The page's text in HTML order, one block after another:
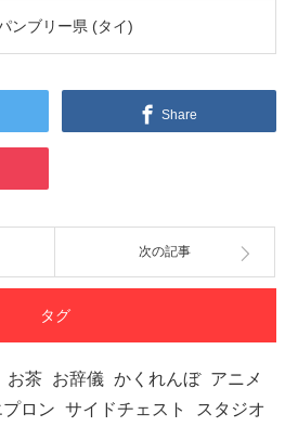
ンブリー県 (タイ)
Share
次の記事
タグ
お茶 お辞儀 かくれんぼ アニメ
プロン サイドチェスト
スタジオ